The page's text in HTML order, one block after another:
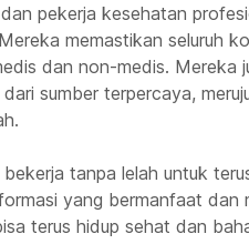
pekerja kesehatan
memastikan seluruh
dan non-medis. Mereka
sumber terpercaya,
tanpa lelah untuk
yang bermanfaat dan
terus hidup sehat dan